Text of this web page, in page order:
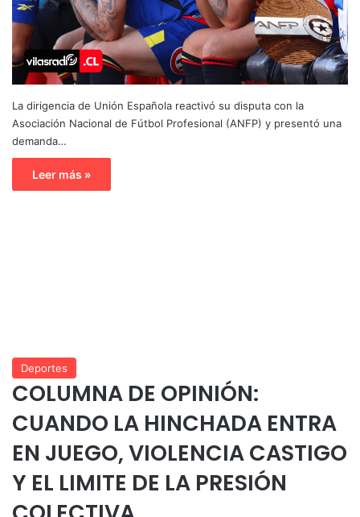
La dirigencia de Unión Española reactivó su disputa con la
Asociación Nacional de Fútbol Profesional (ANFP) y presentó una
demanda…
Leer más »
Deportes
COLUMNA DE OPINIÓN:
CUANDO LA HINCHADA ENTRA
EN JUEGO, VIOLENCIA CASTIGO
Y EL LIMITE DE LA PRESIÓN